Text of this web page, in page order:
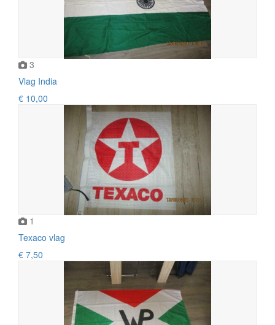
3
Vlag India
€ 10,00
1
Texaco vlag
€ 7,50